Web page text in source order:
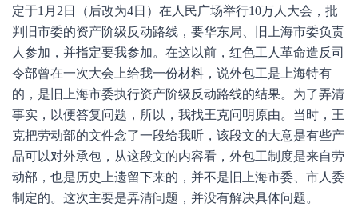
定于1月2日（后改为4日）在人民广场举行10万人大会，批
判旧市委的资产阶级反动路线，要华东局、旧上海市委负责
人参加，并指定要我参加。在这以前，红色工人革命造反司
令部曾在一次大会上给我一份材料，说外包工是上海特有
的，是旧上海市委执行资产阶级反动路线的结果。为了弄清
事实，以便答复问题，所以，我找王克问明原由。当时，王
克把劳动部的文件念了一段给我听，该段文的大意是有些产
品可以对外承包，从这段文的内容看，外包工制度是来自劳
动部，也是历史上遗留下来的，并不是旧上海市委、市人委
制定的。这次主要是弄清问题，并没有解决具体问题。